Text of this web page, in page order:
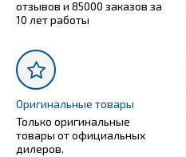
отзывов и 85000 заказов за
10 лет работы
Оригинальные товары
Только оригинальные
товары от официальных
дилеров.